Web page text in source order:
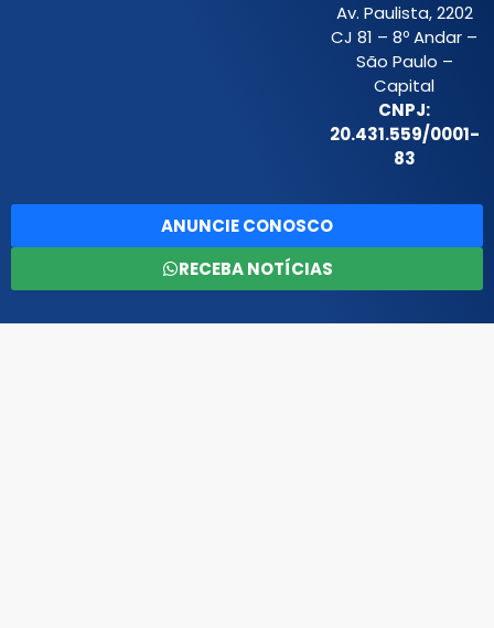
Av. Paulista, 2202
CJ 81 – 8º Andar –
São Paulo –
Capital
CNPJ:
20.431.559/0001-
83
ANUNCIE CONOSCO
RECEBA NOTÍCIAS